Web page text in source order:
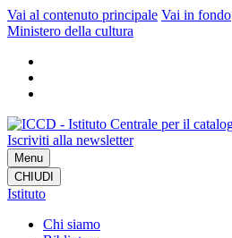
Vai al contenuto principale Vai in fondo
Ministero della cultura
Iscriviti alla newsletter
Menu
CHIUDI
Istituto
Chi siamo